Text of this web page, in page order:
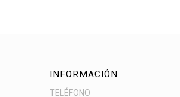
INFORMACIÓN
TELÉFONO